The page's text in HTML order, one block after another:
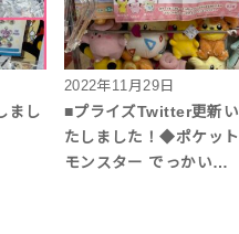
まし
2022年11月29日
■プライズTwitter更新い
たしました！◆ポケット
モンスター でっかい…